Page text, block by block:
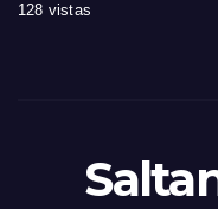
128 vistas